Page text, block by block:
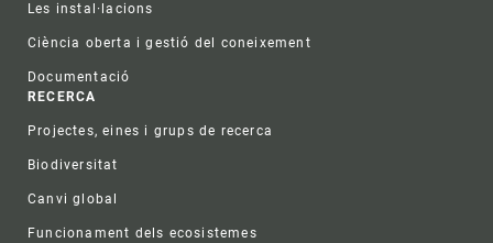
Les instal·lacions
Ciència oberta i gestió del coneixement
Documentació
RECERCA
Projectes, eines i grups de recerca
Biodiversitat
Canvi global
Funcionament dels ecosistemes